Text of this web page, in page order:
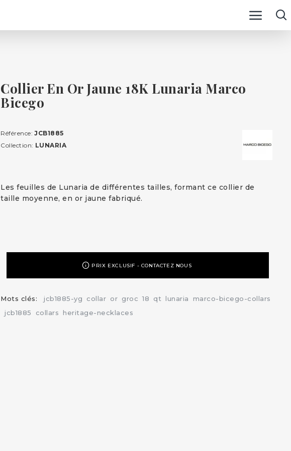
Collier En Or Jaune 18K Lunaria Marco
Bicego
Les feuilles de Lunaria de différentes tailles, formant ce collier de
taille moyenne, en or jaune fabriqué.
Référence: JCB1885
Collection: LUNARIA
PRIX EXCLUSIF - CONTACTEZ NOUS
Mots clés: jcb1885-yg collar or groc 18 qt lunaria
marco-bicego-collars
jcb1885
collars heritage-necklaces